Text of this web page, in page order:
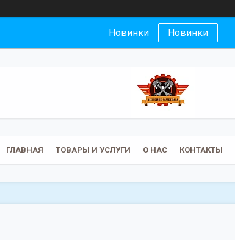
Новинки Новинки
ГЛАВНАЯ ТОВАРЫ И УСЛУГИ О НАС КОНТАКТЫ